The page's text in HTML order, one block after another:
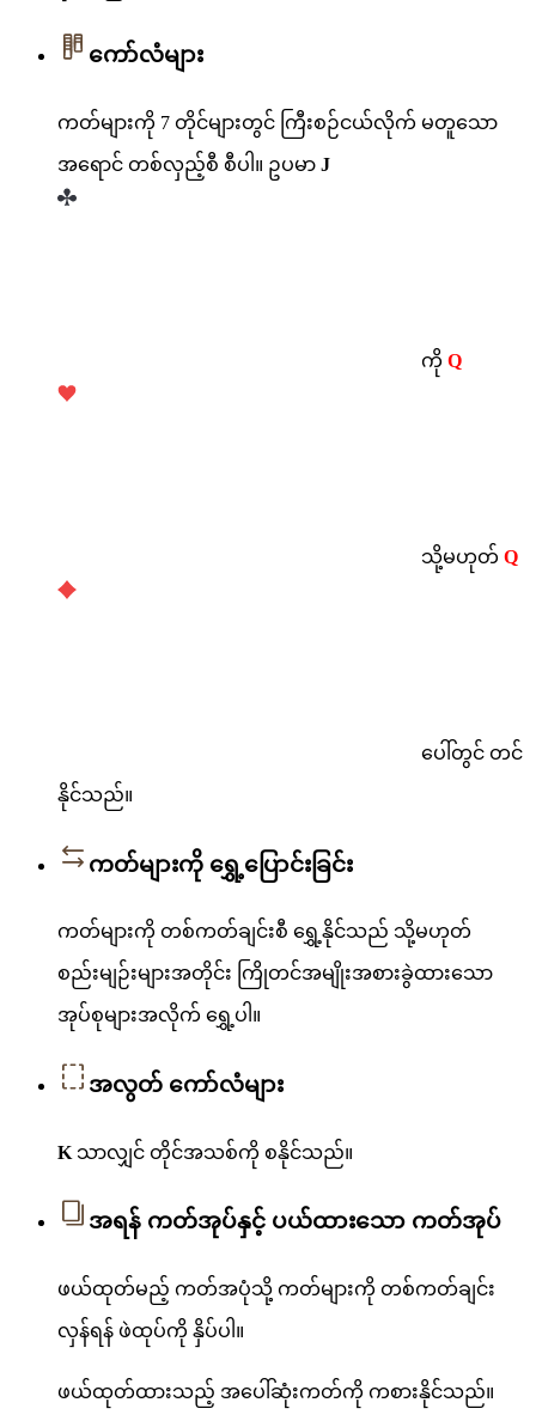
ကော်လံများ
ကတ်များကို 7 တိုင်များတွင် ကြီးစဉ်ငယ်လိုက် မတူသော
အရောင် တစ်လှည့်စီ စီပါ။ ဥပမာ J
ကို Q
သို့မဟုတ် Q
ပေါ်တွင် တင်
နိုင်သည်။
ကတ်များကို ရွှေ့ပြောင်းခြင်း
ကတ်များကို တစ်ကတ်ချင်းစီ ရွှေ့နိုင်သည် သို့မဟုတ်
စည်းမျဉ်းများအတိုင်း ကြိုတင်အမျိုးအစားခွဲထားသော
အုပ်စုများအလိုက် ရွှေ့ပါ။
အလွတ် ကော်လံများ
K သာလျှင် တိုင်အသစ်ကို စနိုင်သည်။
အရန် ကတ်အုပ်နှင့် ပယ်ထားသော ကတ်အုပ်
ဖယ်ထုတ်မည့် ကတ်အပုံသို့ ကတ်များကို တစ်ကတ်ချင်း
လှန်ရန် ဖဲထုပ်ကို နှိပ်ပါ။
ဖယ်ထုတ်ထားသည့် အပေါ်ဆုံးကတ်ကို ကစားနိုင်သည်။